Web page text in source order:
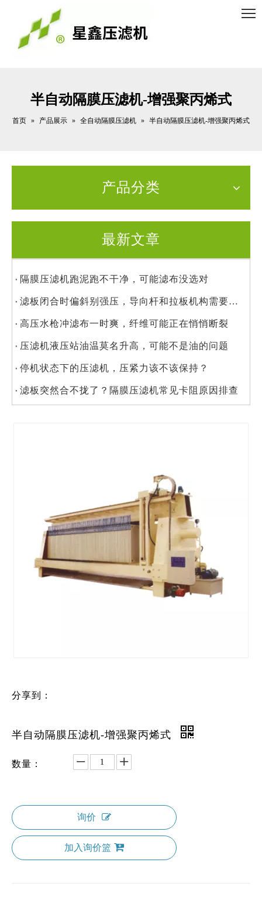
半自动隔膜压滤机-增强聚丙烯式
首页 » 产品展示 » 全自动隔膜压滤机 » 半自动隔膜压滤机-增强聚丙烯式
产品分类
最新文章
隔膜压滤机跑泥跑不干净，可能滤布没选对
滤板闭合时偏斜别强压，导向杆和拉板机构需要检查
高压水枪冲滤布一时爽，纤维可能正在悄悄断裂
压滤机液压站油温莫名升高，可能不是油的问题
停机状态下的压滤机，压紧力该不该保持？
滤板突然合不拢了？隔膜压滤机常见卡阻原因排查
分享到：
半自动隔膜压滤机-增强聚丙烯式
数量：
询价
加入询价篮